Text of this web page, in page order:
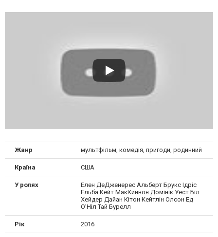
Жанр мультфільм, комедія, пригоди, родинний
Країна США
У ролях
Елен ДеДженерес Альберт Брукс Ідріс
Ельба Кейт МакКиннон Домінік Уест Біл
Хейдер Дайан Кітон Кейтлін Олсон Ед
О’Ніл Тай Бурелл
Рік 2016